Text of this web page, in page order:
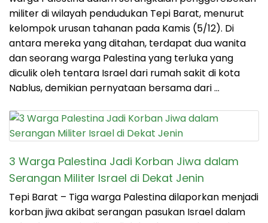
militer di wilayah pendudukan Tepi Barat, menurut
kelompok urusan tahanan pada Kamis (5/12). Di
antara mereka yang ditahan, terdapat dua wanita
dan seorang warga Palestina yang terluka yang
diculik oleh tentara Israel dari rumah sakit di kota
Nablus, demikian pernyataan bersama dari …
3 Warga Palestina Jadi Korban Jiwa dalam
Serangan Militer Israel di Dekat Jenin
Tepi Barat – Tiga warga Palestina dilaporkan menjadi
korban jiwa akibat serangan pasukan Israel dalam